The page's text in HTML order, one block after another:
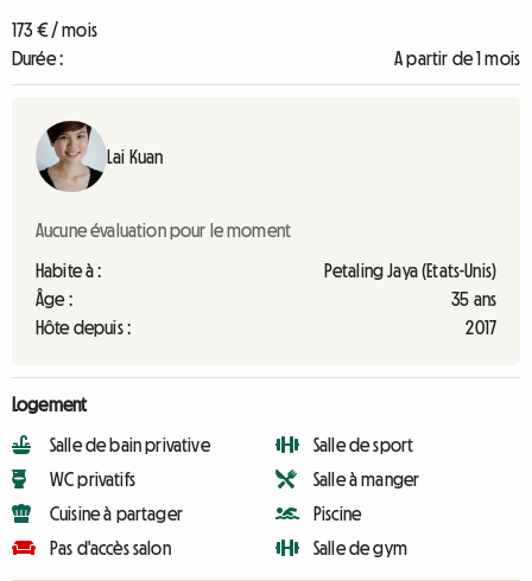
173 € / mois
Durée :
A partir de 1 mois
Lai Kuan
Aucune évaluation pour le moment
Habite à :
Petaling Jaya (Etats-Unis)
Âge :
35 ans
Hôte depuis :
2017
Logement
Salle de bain privative
WC privatifs
Cuisine à partager
Pas d'accès salon
Salle de sport
Salle à manger
Piscine
Salle de gym